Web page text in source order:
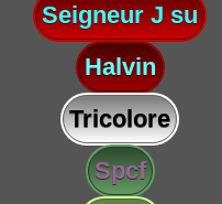
Seigneur J su
Halvin
Tricolore
Spcf